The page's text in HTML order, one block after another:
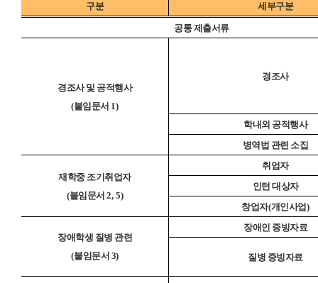
구분 세부구분
공통 제출서류
경조사 및 공적행사
(붙임문서 1)
경조사
학내외 공적행사
병역법 관련 소집
재학중 조기취업자
(붙임문서 2, 5)
취업자
인턴 대상자
창업자(개인사업 )
장애학생 질병 관련
(붙임문서 3)
장애인 증빙자료
질병 증빙자료